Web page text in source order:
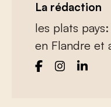
La rédaction
les plats
en Flandre et